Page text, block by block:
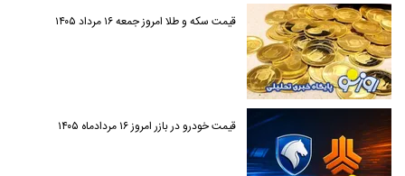
قیمت سکه و طلا امروز جمعه ۱۶ مرداد ۱۴۰۵
قیمت خودرو در بازر امروز ۱۶ مردادماه ۱۴۰۵